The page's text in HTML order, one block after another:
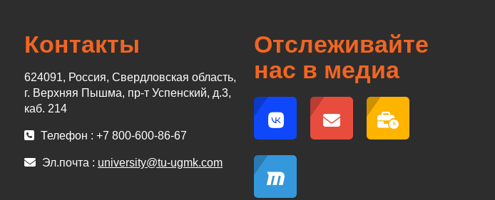
Контакты
624091, Россия, Свердловская область,
г. Верхняя Пышма, пр-т Успенский, д.3,
каб. 214
Телефон : +7 800-600-86-67
Эл.почта : university@tu-ugmk.com
Отслеживайте
нас в медиа